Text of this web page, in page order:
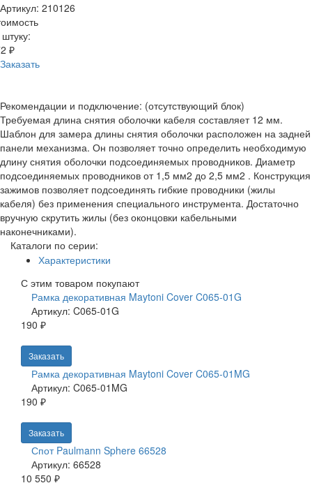
Артикул: 210126
₽
Заказать
Рекомендации и подключение: (отсутствующий блок)
Требуемая длина снятия оболочки кабеля составляет 12 мм.
Шаблон для замера длины снятия оболочки расположен на задней
панели механизма. Он позволяет точно определить необходимую
длину снятия оболочки подсоединяемых проводников. Диаметр
подсоединяемых проводников от 1,5 мм2 до 2,5 мм2 . Конструкция
зажимов позволяет подсоединять гибкие проводники (жилы
кабеля) без применения специального инструмента. Достаточно
вручную скрутить жилы (без оконцовки кабельными
наконечниками).
Каталоги по серии:
Характеристики
С этим товаром покупают
Рамка декоративная Maytoni Cover C065-01G
Артикул: C065-01G
190 ₽
Заказать
Рамка декоративная Maytoni Cover C065-01MG
Артикул: C065-01MG
190 ₽
Заказать
Спот Paulmann Sphere 66528
Артикул: 66528
10 550 ₽